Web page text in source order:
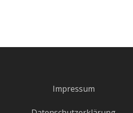
Impressum